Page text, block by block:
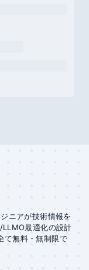
ニアが技術情報を
LLMO最適化の設計
て無料・無制限で